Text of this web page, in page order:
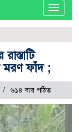
Toggle
মরণ ফাঁদ ;
৬১৪ বার পঠিত